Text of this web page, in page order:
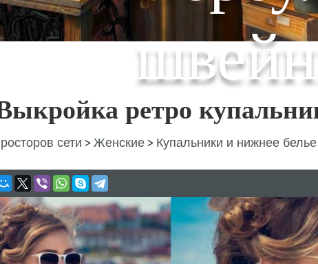
ретро
сети > Женские > Купальники и нижнее белье